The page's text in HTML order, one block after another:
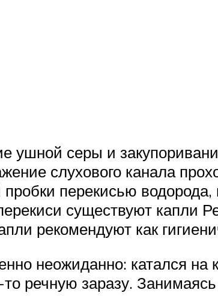
серы и
слухового канала
перекисью водорода,
существуют капли
рекомендуют как
неожиданно: катался на
речную заразу.